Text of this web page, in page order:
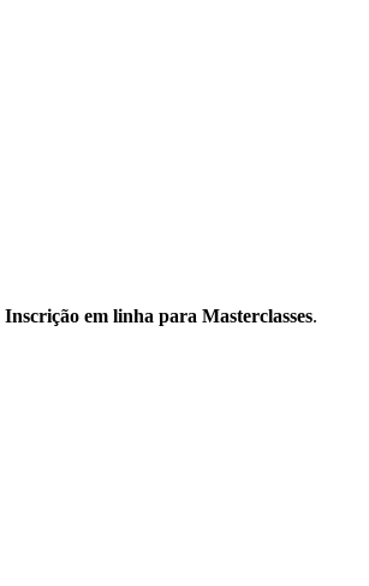
Inscrição em linha para Masterclasses.